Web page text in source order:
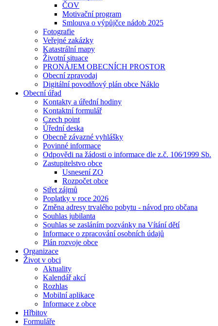
ČOV
Motivační program
Smlouva o výpůjčce nádob 2025
Fotografie
Veřejné zakázky
Katastrální mapy
Životní situace
PRONÁJEM OBECNÍCH PROSTOR
Obecní zpravodaj
Digitální povodňový plán obce Náklo
Obecní úřad
Kontakty a úřední hodiny
Kontaktní formulář
Czech point
Úřední deska
Obecně závazné vyhlášky
Povinné informace
Odpovědi na žádosti o informace dle z.č. 106⁄1999 Sb.
Zastupitelstvo obce
Usnesení ZO
Rozpočet obce
Střet zájmů
Poplatky v roce 2026
Změna adresy trvalého pobytu - návod pro občana
Souhlas jubilanta
Souhlas se zasláním pozvánky na Vítání dětí
Informace o zpracování osobních údajů
Plán rozvoje obce
Organizace
Život v obci
Aktuality
Kalendář akcí
Rozhlas
Mobilní aplikace
Informace z obce
Hřbitov
Formuláře